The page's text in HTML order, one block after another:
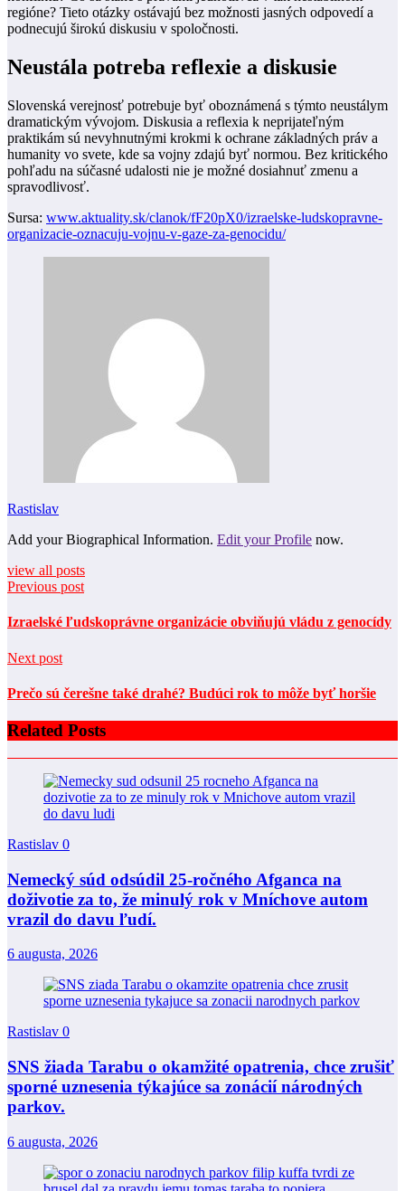
regióne? Tieto otázky ostávajú bez možnosti jasných odpovedí a
podnecujú širokú diskusiu v spoločnosti.
Neustála potreba reflexie a diskusie
Slovenská verejnosť potrebuje byť oboznámená s týmto neustálym
dramatickým vývojom. Diskusia a reflexia k neprijateľným
praktikám sú nevyhnutnými krokmi k ochrane základných práv a
humanity vo svete, kde sa vojny zdajú byť normou. Bez kritického
pohľadu na súčasné udalosti nie je možné dosiahnuť zmenu a
spravodlivosť.
Sursa: www.aktuality.sk/clanok/fF20pX0/izraelske-ludskopravne-
organizacie-oznacuju-vojnu-v-gaze-za-genocidu/
Rastislav
Add your Biographical Information. Edit your Profile now.
view all posts
Previous post
Izraelské ľudskoprávne organizácie obviňujú vládu z genocídy
Next post
Prečo sú čerešne také drahé? Budúci rok to môže byť horšie
Related Posts
Rastislav 0
Nemecký súd odsúdil 25-ročného Afganca na
doživotie za to, že minulý rok v Mníchove autom
vrazil do davu ľudí.
6 augusta, 2026
Rastislav 0
SNS žiada Tarabu o okamžité opatrenia, chce zrušiť
sporné uznesenia týkajúce sa zonácií národných
parkov.
6 augusta, 2026